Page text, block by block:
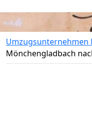
Umzugsunternehmen
Mönchengladbach